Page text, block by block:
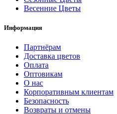
Весенние Цветы
Информация
Партнёрам
Доставка цветов
Оплата
Оптовикам
О нас
Корпоративным клиентам
Безопасность
Возвраты и отмены